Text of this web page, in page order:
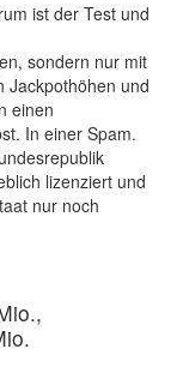
ist der Test und
sondern nur mit
Jackpothöhen und
einen
In einer Spam.
lizenziert und
nur noch